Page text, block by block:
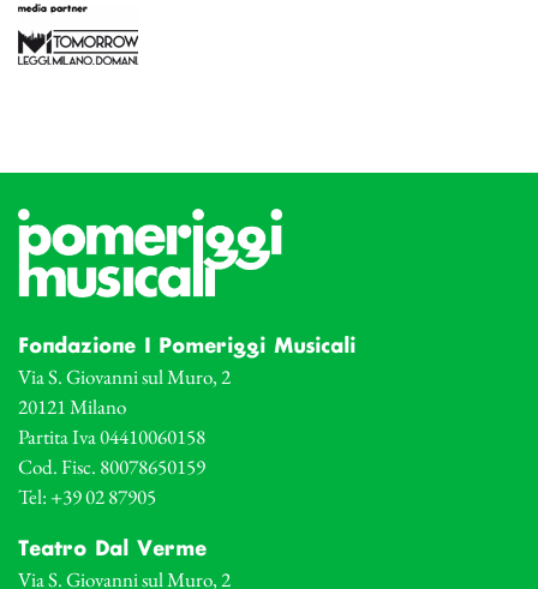
Fondazione I Pomeriggi Musicali
Via S. Giovanni sul Muro, 2
20121 Milano
Partita Iva 04410060158
Cod. Fisc. 80078650159
Tel: +39 02 87905
Teatro Dal Verme
Via S. Giovanni sul Muro, 2